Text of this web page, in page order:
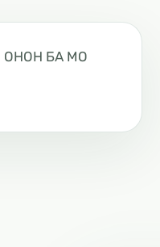
ОНОН БА МО